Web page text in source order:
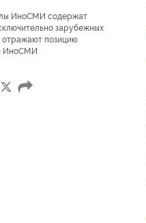
ИноСМИ содержат
зарубежных
позицию
ИноСМИ